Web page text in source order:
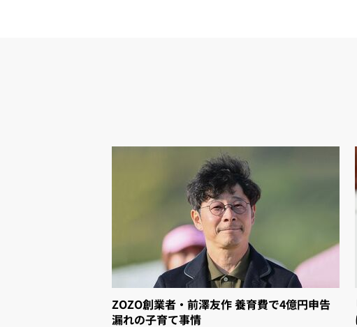
ZOZO創業者・前澤友作 養育費で4億円申告
漏れの子育て事情